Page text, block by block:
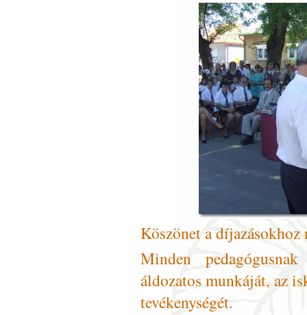
Köszönet a
Minden
áldozatos munkáját, az
tevékenységét.